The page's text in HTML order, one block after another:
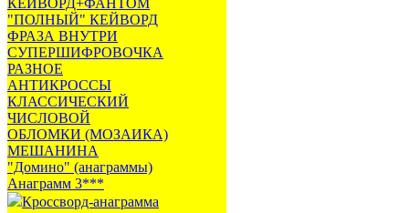
КЕЙВОРД+ФАНТОМ
"ПОЛНЫЙ" КЕЙВОРД
ФРАЗА ВНУТРИ
СУПЕРШИФРОВОЧКА
РАЗНОЕ
АНТИКРОССЫ
КЛАССИЧЕСКИЙ
ЧИСЛОВОЙ
ОБЛОМКИ (МОЗАИКА)
МЕШАНИНА
"Домино" (анаграммы)
Анаграмм 3***
Кроссворд-анаграмма